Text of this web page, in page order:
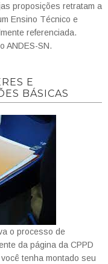
proposições retratam a
Ensino Técnico e
referenciada.
ANDES-SN.
E
BÁSICAS
o processo de
da página da CPPD
tenha montado seu